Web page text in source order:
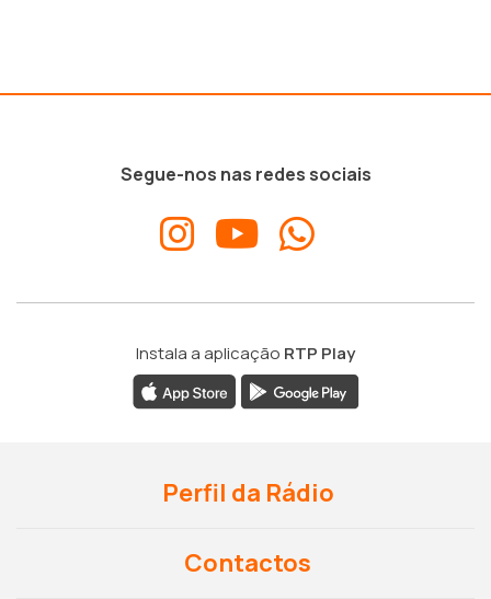
Segue-nos nas redes sociais
Instala a aplicação RTP Play
Perfil da Rádio
Contactos